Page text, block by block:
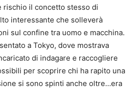
il concetto stesso di
interessante che solleverà
sul confine tra uomo e macchina.
a Tokyo, dove mostrava
di indagare e raccogliere
per scoprire chi ha rapito una
si sono spinti anche oltre…era